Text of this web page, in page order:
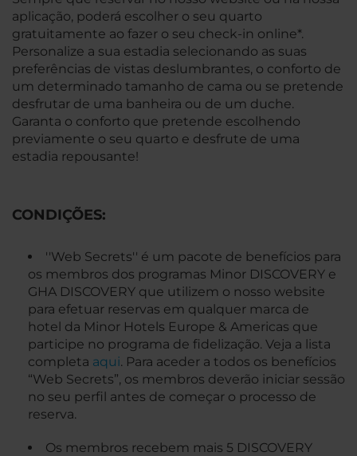
aplicação, poderá escolher o seu quarto
gratuitamente ao fazer o seu check-in online*.
Personalize a sua estadia selecionando as suas
preferências de vistas deslumbrantes, o conforto de
um determinado tamanho de cama ou se pretende
desfrutar de uma banheira ou de um duche.
Garanta o conforto que pretende escolhendo
previamente o seu quarto e desfrute de uma
estadia repousante!
CONDIÇÕES:
''Web Secrets'' é um pacote de benefícios para
os membros dos programas Minor DISCOVERY e
GHA DISCOVERY que utilizem o nosso website
para efetuar reservas em qualquer marca de
hotel da Minor Hotels Europe & Americas que
participe no programa de fidelização. Veja a lista
completa aqui. Para aceder a todos os benefícios
“Web Secrets”, os membros deverão iniciar sessão
no seu perfil antes de começar o processo de
reserva.
Os membros recebem mais 5 DISCOVERY